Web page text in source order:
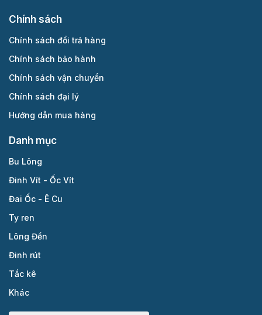
Chính sách
Chính sách đổi trả hàng
Chính sách bảo hành
Chính sách vận chuyển
Chính sách đại lý
Hướng dẫn mua hàng
Danh mục
Bu Lông
Đinh Vít - Ốc Vít
Đai Ốc - Ê Cu
Ty ren
Lông Đền
Đinh rút
Tắc kê
Khác